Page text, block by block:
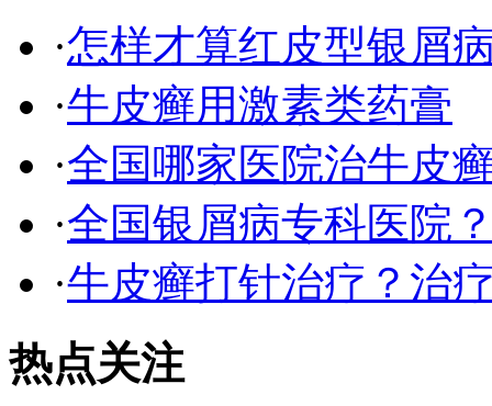
·怎样才算红皮型银屑
·牛皮癣用激素类药膏
·全国哪家医院治牛皮
·全国银屑病专科医院
·牛皮癣打针治疗？治
热点关注